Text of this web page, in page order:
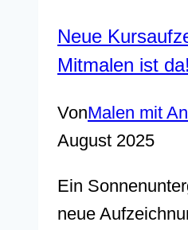
Acryl
–
und
Neue
Mitmalen ist da!
VonMalen mit
August 2025
Ein
neue